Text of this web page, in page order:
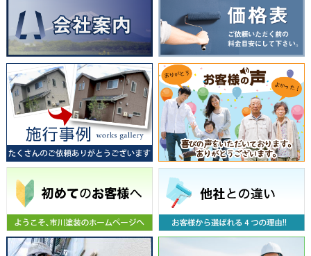
小山町の屋根ブルーシート
小山町の屋根ブルーシート養生
小山町の屋根カバー工法
小山町の屋根葺き直し工事
小山町の屋根葺き替え工事
小山町のコーキング工事
小山町のサイディングリフォーム
小山町の防水工事
小山町の外壁塗装料金
小山町のアパート防水塗装
小山町の屋根塗装
小山町の屋根塗装防水
小山町の外壁塗替え